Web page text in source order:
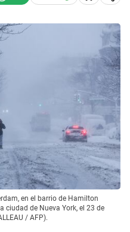
en el barrio de Hamilton
ciudad de Nueva York, el 23 de
/ AFP).